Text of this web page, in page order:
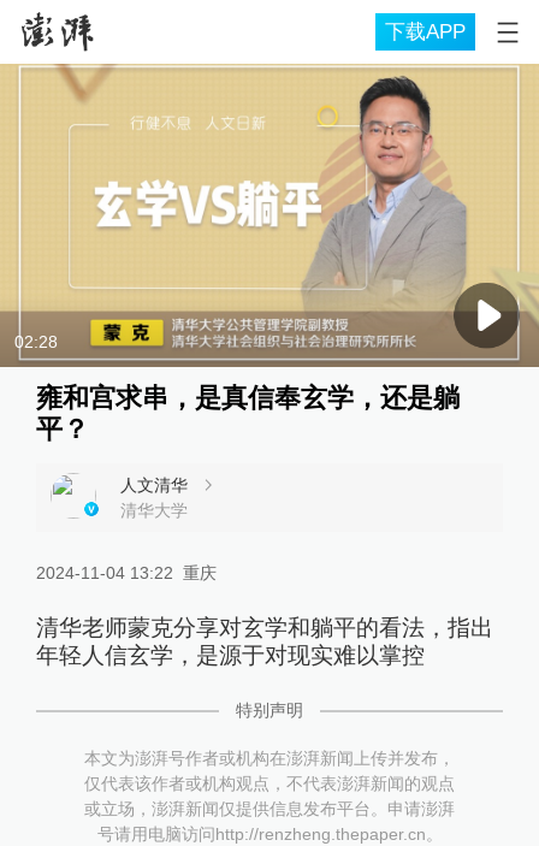
下载APP
02:28
雍和宫求串，是真信奉玄学，还是躺
平？
人文清华
清华大学
2024-11-04 13:22 重庆
清华老师蒙克分享对玄学和躺平的看法，指出
年轻人信玄学，是源于对现实难以掌控
特别声明
本文为澎湃号作者或机构在澎湃新闻上传并发布，
仅代表该作者或机构观点，不代表澎湃新闻的观点
或立场，澎湃新闻仅提供信息发布平台。申请澎湃
号请用电脑访问http://renzheng.thepaper.cn。